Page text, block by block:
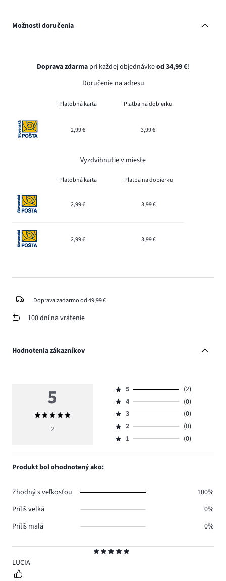
Možnosti doručenia
Doprava zdarma pri každej objednávkeod 34,99 €!
Doručenie na adresu
Platobná karta Platba na dobierku
2,99 € 3,99 €
Vyzdvihnutie v mieste
Platobná karta Platba na dobierku
2,99 € 3,99 €
2,99 € 3,99 €
Doprava zadarmo od 49,99 €
100 dní na vrátenie
Hodnotenia zákazníkov
5LUCIA
5
Priemerné
hodnotenie
2
Hodnotenie
5,
počet
hlasov
2.
5
(2)
Hodnotenie
4,
počet
hlasov
4
(0)
Hodnotenie
3,
počet
3
(0)
Hodnotenie
2,
2
(0)
Hodnotenie
1,
1 (0)
Produkt bol ohodnotený ako:
Zhodný s veľkosťou
100%
Príliš veľká
0%
Príliš malá
0%